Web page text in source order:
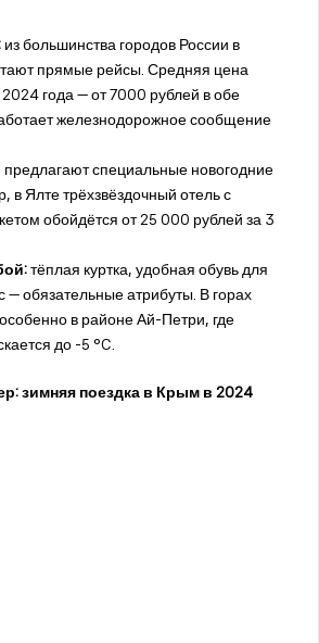
из большинства городов России в
прямые рейсы. Средняя цена
года — от 7000 рублей в обе
железнодорожное сообщение
специальные новогодние
в Ялте трёхзвёздочный отель с
обойдётся от 25 000 рублей за 3
тёплая куртка, удобная обувь для
— обязательные атрибуты. В горах
в районе Ай-Петри, где
до -5 °C.
зимняя поездка в Крым в 2024